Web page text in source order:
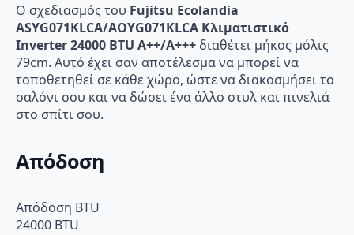
Ο σχεδιασμός του Fujitsu Ecolandia
ASYG071KLCA/AOYG071KLCA Κλιματιστικό
Inverter 24000 BTU A++/A+++ διαθέτει μήκος μόλις
79cm. Αυτό έχει σαν αποτέλεσμα να μπορεί να
τοποθετηθεί σε κάθε χώρο, ώστε να διακοσμήσει το
σαλόνι σου και να δώσει ένα άλλο στυλ και πινελιά
στο σπίτι σου.
Απόδοση
Απόδοση BTU
24000 BTU